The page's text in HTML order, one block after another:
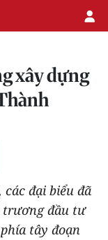
xây dựng
đại biểu đã
trương đầu tư
tây đoạn